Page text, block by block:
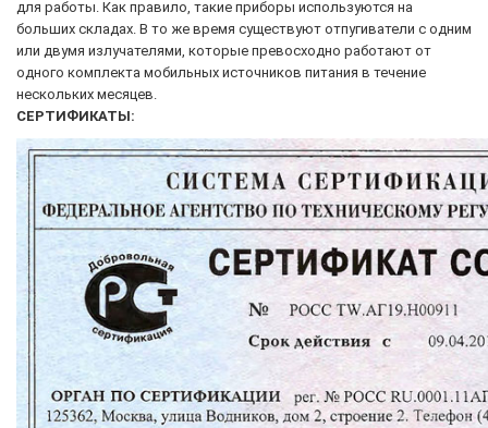
для работы. Как правило, такие приборы используются на
больших складах. В то же время существуют отпугиватели с одним
или двумя излучателями, которые превосходно работают от
одного комплекта мобильных источников питания в течение
нескольких месяцев.
СЕРТИФИКАТЫ: